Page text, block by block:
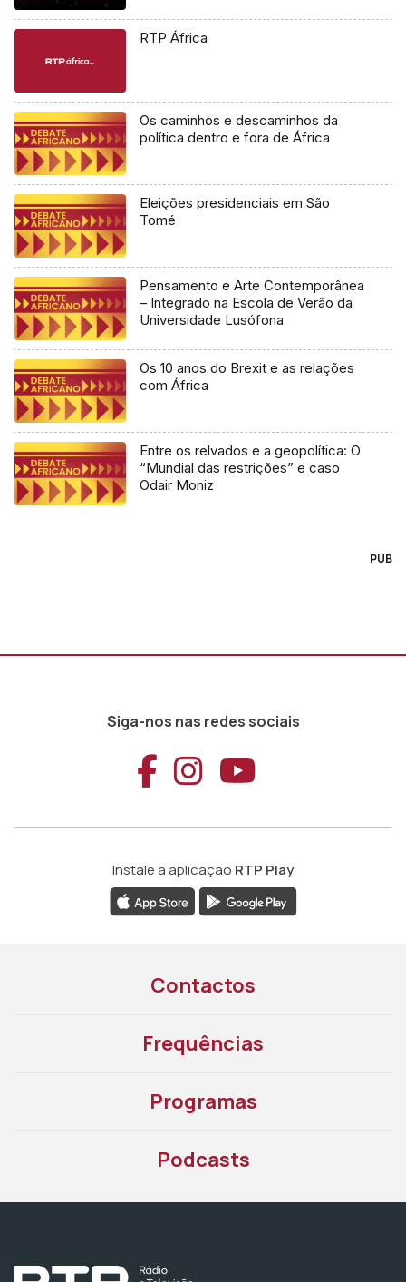
RTP África
Os caminhos e descaminhos da
política dentro e fora de África
Eleições presidenciais em São
Tomé
Pensamento e Arte Contemporânea
– Integrado na Escola de Verão da
Universidade Lusófona
Os 10 anos do Brexit e as relações
com África
Entre os relvados e a geopolítica: O
“Mundial das restrições” e caso
Odair Moniz
PUB
Siga-nos nas redes sociais
Aceder ao
Aceder ao
Aceder
Instale a aplicação RTP Play
Contactos
Frequências
Programas
Podcasts